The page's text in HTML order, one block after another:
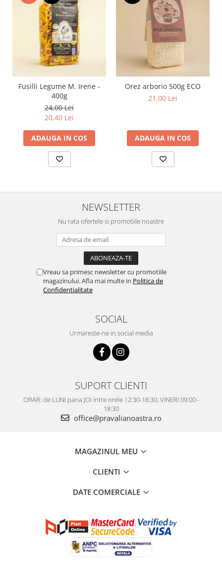
Fusilli Legume M. Irene -
400g
24,00 Lei
20,40 Lei
ADAUGA IN COS
Orez arborio 500g ECO
21,00 Lei
ADAUGA IN COS
NEWSLETTER
Nu rata ofertele si promotiile noastre
Vreau sa primesc newsletter cu promotiile
magazinului. Afla mai multe in Politica de
Confidentialitate
SOCIAL
Urmareste-ne in social media
SUPORT CLIENTI
ORAR: de LUNI pana JOI intre orele 12:30-18:30, VINERI 09:00 -
18:30
office@pravalianoastra.ro
MAGAZINUL MEU
CLIENTI
DATE COMERCIALE